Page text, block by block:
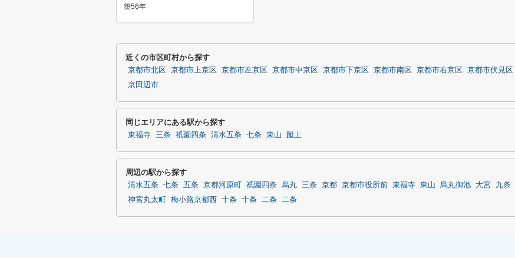
築56年
近くの市区町村から探す
京都市北区 京都市上京区 京都市左京区 京都市中京区 京都市下京区 京都市南区 京都市右京区 京都市伏見区
京田辺市
同じエリアにある駅から探す
東福寺 三条 祇園四条 清水五条 七条 東山 蹴上
周辺の駅から探す
清水五条 七条 五条 京都河原町 祇園四条 烏丸 三条 京都 京都市役所前 東福寺 東山 烏丸御池 大宮 九条
神宮丸太町
梅小路京都西 十条 十条 二条 二条